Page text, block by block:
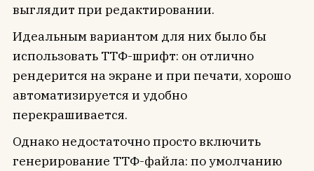
выглядит при редактировании.
Идеальным вариантом для них было бы
использовать ТТФ-шрифт: он отлично
рендерится на экране и при печати, хорошо
автоматизируется и удобно
перекрашивается.
Однако недостаточно просто включить
генерирование ТТФ-файла: по умолчанию